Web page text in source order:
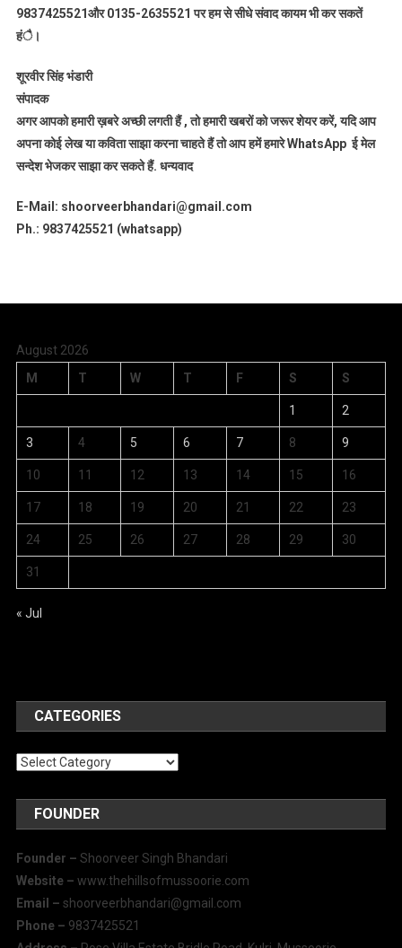
9837425521और 0135-2635521 पर हम से सीधे संवाद कायम भी कर सकतें
हंै।
शूरवीर सिंह भंडारी
संपादक
अगर आपको हमारी ख़बरे अच्छी लगती हैं , तो हमारी खबरों को जरूर शेयर करें, यदि आप
अपना कोई लेख या कविता साझा करना चाहते हैं तो आप हमें हमारे WhatsApp ई मेल
सन्देश भेजकर साझा कर सकते हैं. धन्यवाद
E-Mail: shoorveerbhandari@gmail.com
Ph.: 9837425521 (whatsapp)
August 2026
M
T W T F S S
1 2
3 4 5 6 7 8 9
10 11 12 13 14 15 16
17 18 19 20 21 22 23
24 25 26 27 28 29 30
31
« Jul
CATEGORIES
Categories
FOUNDER
Founder – Shoorveer Singh Bhandari
Website – www.thehillsofmussoorie.com
Email – shoorveerbhandari@gmail.com
Phone – 9837425521